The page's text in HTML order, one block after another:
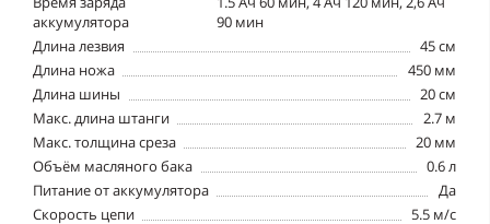
аккумулятора
90 мин
Длина лезвия
45 см
Длина ножа
450 мм
Длина шины
20 см
Макс. длина штанги
2.7 м
Макс. толщина среза
20 мм
Объём масляного бака
0.6 л
Питание от аккумулятора
Да
Скорость цепи
5.5 м/с